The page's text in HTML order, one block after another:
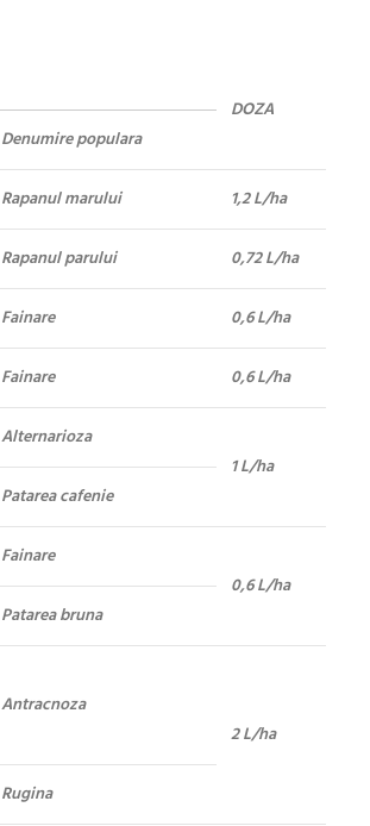
DOZA
Denumire populara
Rapanul marului 1,2 L/ha
Rapanul parului 0,72 L/ha
Fainare 0,6 L/ha
Fainare 0,6 L/ha
Alternarioza
1 L/ha
Patarea cafenie
Fainare
0,6 L/ha
Patarea bruna
Antracnoza
2 L/ha
Rugina